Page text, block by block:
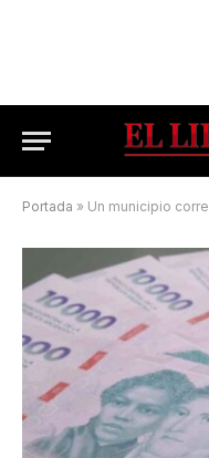
Portada » Un municipio